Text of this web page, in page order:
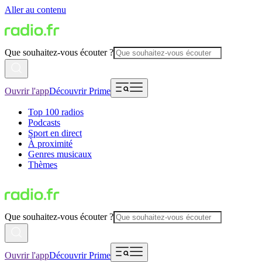
Aller au contenu
Que souhaitez-vous écouter ?
Ouvrir l'appDécouvrir Prime
Top 100 radios
Podcasts
Sport en direct
À proximité
Genres musicaux
Thèmes
Que souhaitez-vous écouter ?
Ouvrir l'appDécouvrir Prime